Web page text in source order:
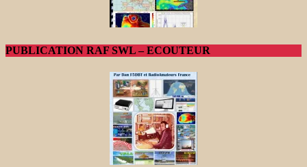
PUBLICATION RAF SWL – ECOUTEUR